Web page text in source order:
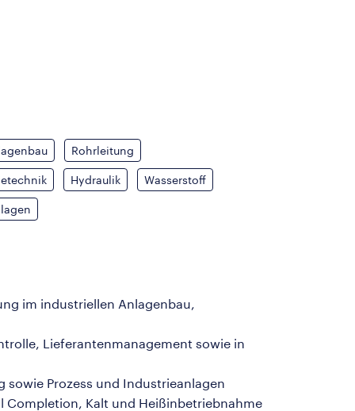
Rohrleitung
Hydraulik Wasserstoff
im industriellen Anlagenbau,
Lieferantenmanagement sowie in
sowie Prozess und Industrieanlagen
Completion, Kalt und Heißinbetriebnahme